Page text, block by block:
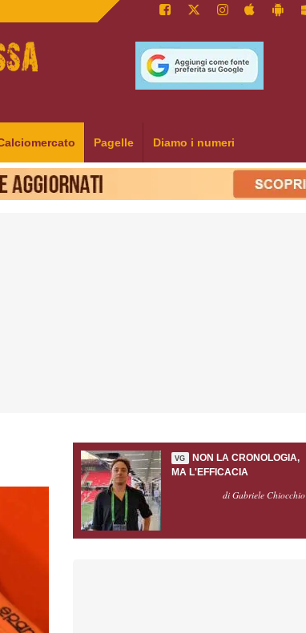
Pagelle Diamo i numeri
VG
NON LA CRONOLOGIA,
MA L'EFFICACIA
di Gabriele Chiocchio